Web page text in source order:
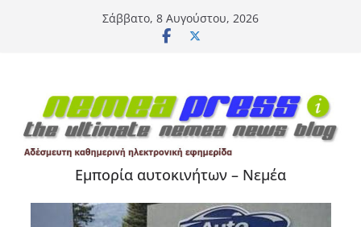
Σάββατο, 8 Αυγούστου, 2026
Εμπορία αυτοκινήτων – Νεμέα